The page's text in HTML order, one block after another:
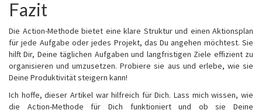
Fazit
Die Action-Methode bietet eine klare Struktur und einen Aktionsplan
für jede Aufgabe oder jedes Projekt, das Du angehen möchtest. Sie
hilft Dir, Deine täglichen Aufgaben und langfristigen Ziele effizient zu
organisieren und umzusetzen. Probiere sie aus und erlebe, wie sie
Deine Produktivität steigern kann!
Ich hoffe, dieser Artikel war hilfreich für Dich. Lass mich wissen, wie
die Action-Methode für Dich funktioniert und ob sie Deine